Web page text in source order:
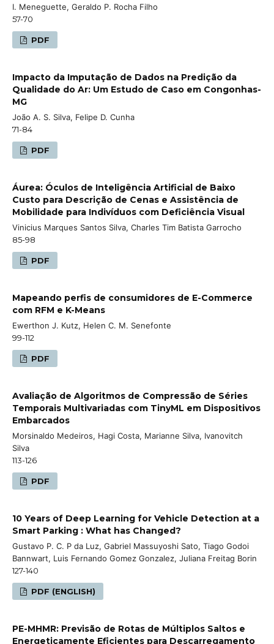
I. Meneguette, Geraldo P. Rocha Filho
57-70
PDF
Impacto da Imputação de Dados na Predição da
Qualidade do Ar: Um Estudo de Caso em Congonhas-
MG
João A. S. Silva, Felipe D. Cunha
71-84
PDF
Áurea: Óculos de Inteligência Artificial de Baixo
Custo para Descrição de Cenas e Assistência de
Mobilidade para Indivíduos com Deficiência Visual
Vinicius Marques Santos Silva, Charles Tim Batista Garrocho
85-98
PDF
Mapeando perfis de consumidores de E-Commerce
com RFM e K-Means
Ewerthon J. Kutz, Helen C. M. Senefonte
99-112
PDF
Avaliação de Algoritmos de Compressão de Séries
Temporais Multivariadas com TinyML em Dispositivos
Embarcados
Morsinaldo Medeiros, Hagi Costa, Marianne Silva, Ivanovitch
Silva
113-126
PDF
10 Years of Deep Learning for Vehicle Detection at a
Smart Parking : What has Changed?
Gustavo P. C. P da Luz, Gabriel Massuyoshi Sato, Tiago Godoi
Bannwart, Luis Fernando Gomez Gonzalez, Juliana Freitag Borin
127-140
PDF (ENGLISH)
PE-MHMR: Previsão de Rotas de Múltiplos Saltos e
Energeticamente Eficientes para Descarregamento